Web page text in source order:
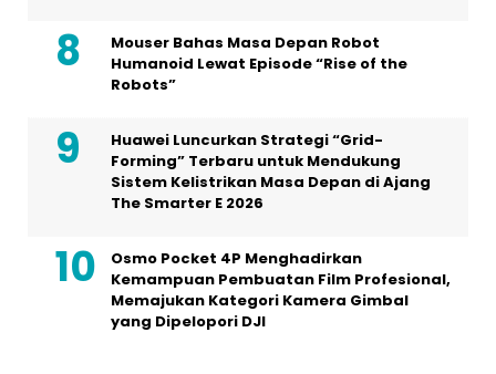
Mouser Bahas Masa Depan Robot
Humanoid Lewat Episode “Rise of the
Robots”
Huawei Luncurkan Strategi “Grid-
Forming” Terbaru untuk Mendukung
Sistem Kelistrikan Masa Depan di Ajang
The Smarter E 2026
Osmo Pocket 4P Menghadirkan
Kemampuan Pembuatan Film Profesional,
Memajukan Kategori Kamera Gimbal
yang Dipelopori DJI